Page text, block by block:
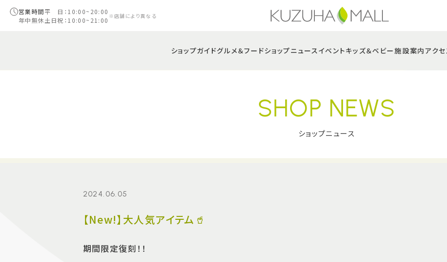
営業時間平 日：10:00~20:00
年中無休土日祝：10:00~21:00 ※店舗により異なる
ショップガイドグルメ＆フードショップニュース イベントキッズ＆ベビー施設案内アク
SHOP NEWS
ショップニュース
2024.06.05
【New!】大人気アイテム🥤
期間限定復刻！！